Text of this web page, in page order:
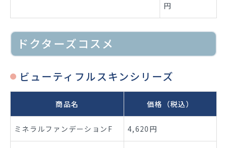
円
ドクターズコスメ
ビューティフルスキンシリーズ
商品名 価格（税込）
ミネラルファンデーションF 4,620円